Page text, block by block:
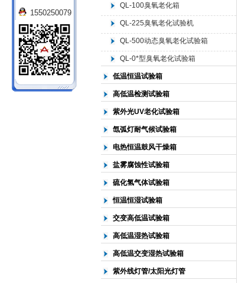
北京中科环试仪器有限公司
QL-100臭氧老化箱
QL-225臭氧老化试验机
QL-500动态臭氧老化试验箱
QL-0*型臭氧老化试验箱
低温恒温试验箱
高低温检测试验箱
紫外光UV老化试验箱
氙弧灯耐气候试验箱
电热恒温鼓风干燥箱
盐雾腐蚀性试验箱
硫化氢气体试验箱
恒温恒湿试验箱
交变高低温试验箱
高低温湿热试验箱
高低温交变湿热试验箱
紫外线灯管/太阳光灯管
1550250079